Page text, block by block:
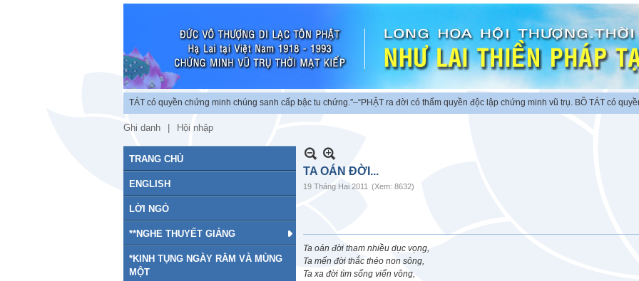
lập chứng minh vũ trụ. BỒ TÁT có quyền chứng minh chúng sanh cấp bậc tu chứng.″–“PHẬT ra đời có thẩm quyền độc lập chứng minh vũ trụ. BỒ TÁT có quyền
Ghi danh Hội nhập
TRANG CHỦ
ENGLISH
LỜI NGỎ
**NGHE THUYẾT GIẢNG
*KINH TỤNG NGÀY RẰM VÀ MÙNG
MỘT
TA OÁN ĐỜI...
19 Tháng Hai 2011 (Xem: 8632)
Ta oán đời tham nhiều dục vọng,
Ta mến đời thắc thẻo non sông,
Ta xa đời tìm sống viển vông,